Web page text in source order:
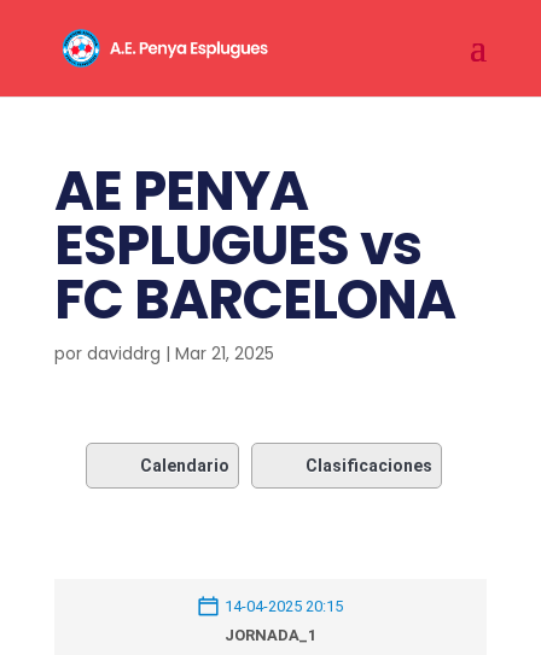
AE PENYA
ESPLUGUES vs
FC BARCELONA
por daviddrg | Mar 21, 2025
Calendario Clasificaciones
14-04-2025 20:15
JORNADA_1